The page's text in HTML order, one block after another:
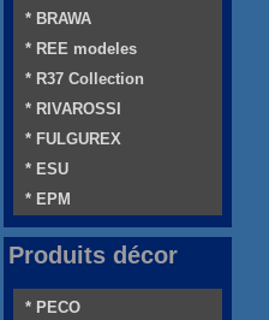
* BRAWA
* REE modeles
* R37 Collection
* RIVAROSSI
* FULGUREX
* ESU
* EPM
Produits décor
* PECO